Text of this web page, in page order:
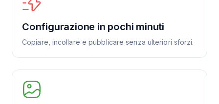
Configurazione in pochi minuti
Copiare, incollare e pubblicare senza ulteriori sforzi.